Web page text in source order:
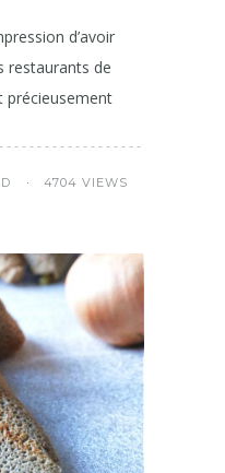
d’avoir
restaurants de
précieusement
4704 VIEWS